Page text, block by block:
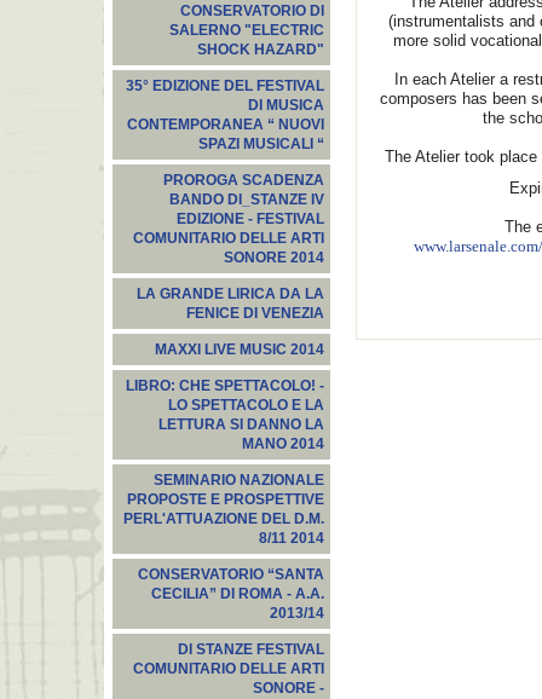
CONSERVATORIO DI
SALERNO "ELECTRIC
SHOCK HAZARD"
35° EDIZIONE DEL FESTIVAL
DI MUSICA
CONTEMPORANEA “ NUOVI
SPAZI MUSICALI “
PROROGA SCADENZA
BANDO DI_STANZE IV
EDIZIONE - FESTIVAL
COMUNITARIO DELLE ARTI
SONORE 2014
LA GRANDE LIRICA DA LA
FENICE DI VENEZIA
MAXXI LIVE MUSIC 2014
LIBRO: CHE SPETTACOLO! -
LO SPETTACOLO E LA
LETTURA SI DANNO LA
MANO 2014
SEMINARIO NAZIONALE
PROPOSTE E PROSPETTIVE
PERL'ATTUAZIONE DEL D.M.
8/11 2014
CONSERVATORIO “SANTA
CECILIA” DI ROMA - A.A.
2013/14
DI STANZE FESTIVAL
COMUNITARIO DELLE ARTI
SONORE -
(instrumentalists and
more solid
In each Atelier a
composers has been
the
The Atelier took
The